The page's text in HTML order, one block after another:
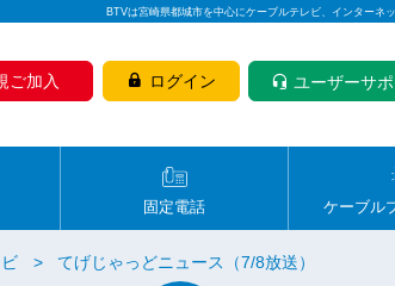
BTVは宮崎県都城市を中心にケーブルテレビ、インターネ
ご加入 ログイン ユーザーサポ
固定電話 ケーブル
てげじゃっどニュース（7/8放送）